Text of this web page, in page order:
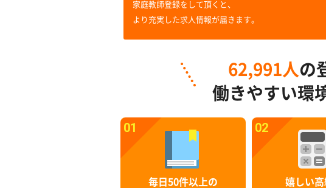
家庭教師登録をして頂くと、
より充実した求人情報が届きます。
62,991人 の
働きやすい環
01
毎日50件以上の
02
嬉しい